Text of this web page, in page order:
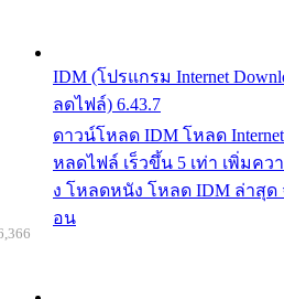
IDM (โปรแกรม Internet
ลดไฟล์) 6.43.7
ดาวน์โหลด IDM โหลด Internet
หลดไฟล์ เร็วขึ้น 5 เท่า เพิ่มคว
ง โหลดหนัง โหลด IDM ล่าสุด
อน